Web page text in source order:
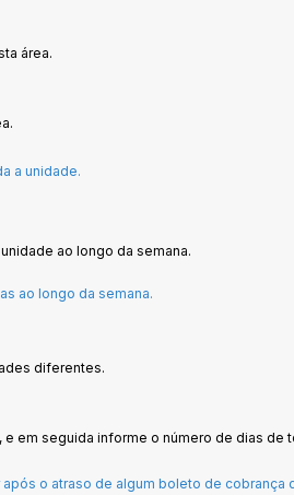
área.
a unidade.
ao longo da semana.
ao longo da semana.
diferentes.
em seguida informe o número de dias de
o atraso de algum boleto de cobrança